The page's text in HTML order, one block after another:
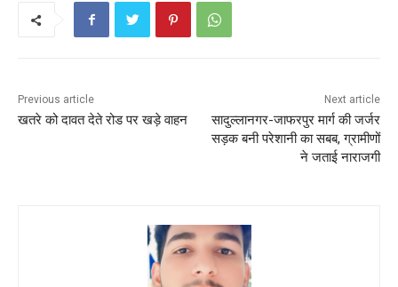
k
A
p
st
Previous article
खतरे को दावत देते रोड पर खड़े वाहन
Next article
सादुल्लानगर-जाफरपुर मार्ग की जर्जर
सड़क बनी परेशानी का सबब, ग्रामीणों
ने जताई नाराजगी